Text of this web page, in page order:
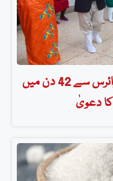
افریقی ملک کا خطرناک ایبولا وائرس سے 42 دن میں
دعویٰ